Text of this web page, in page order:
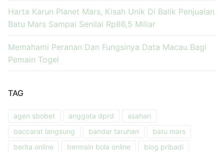
Harta Karun Planet Mars, Kisah Unik Di Balik Penjualan
Batu Mars Sampai Senilai Rp86,5 Miliar
Memahami Peranan Dan Fungsinya Data Macau Bagi
Pemain Togel
TAG
agen sbobet anggota dprd
asahan
baccarat langsung
bandar taruhan
batu mars
berita online
bermain bola online
blog pribadi